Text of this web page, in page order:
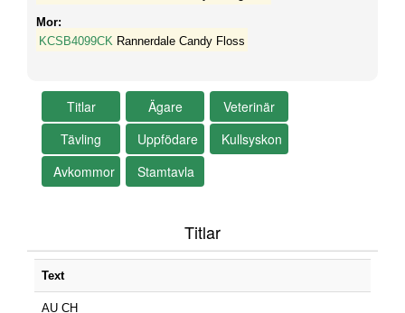
Mor:
KCSB4099CK Rannerdale Candy Floss
Titlar
Text
AU CH